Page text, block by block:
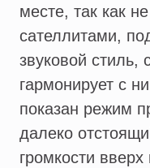
месте, так как
сателлитами,
звуковой стиль,
гармонирует с
показан режим
далеко
громкости